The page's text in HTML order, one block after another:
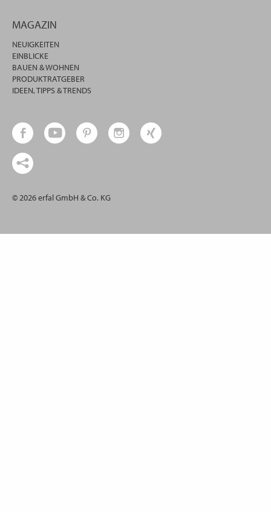
MAGAZIN
NEUIGKEITEN
EINBLICKE
BAUEN & WOHNEN
PRODUKTRATGEBER
IDEEN, TIPPS & TRENDS
© 2026 erfal GmbH & Co. KG